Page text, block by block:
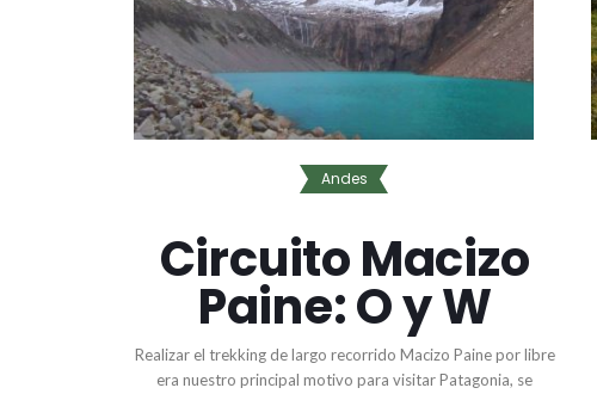
Andes
Circuito Macizo
Paine: O y W
Realizar el trekking de largo recorrido Macizo Paine por libre
era nuestro principal motivo para visitar Patagonia, se